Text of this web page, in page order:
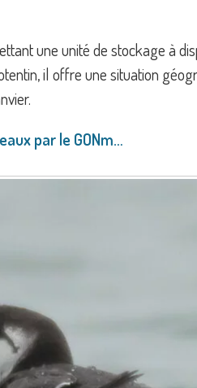
une unité de stockage à
il offre une situation
par le GONm…